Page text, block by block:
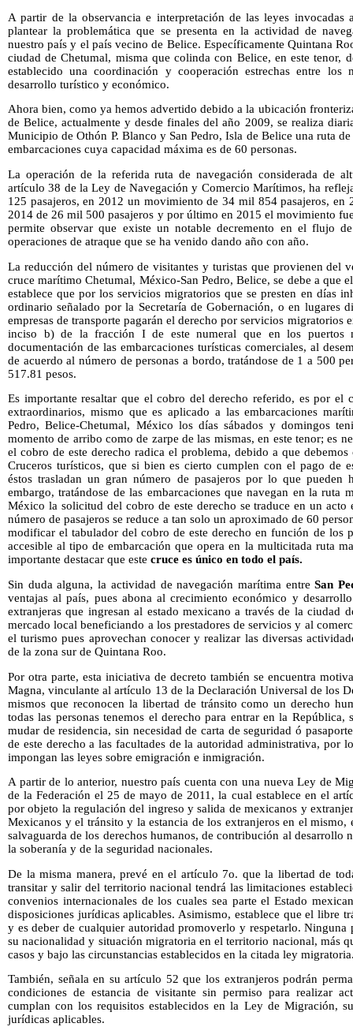
A partir de la observancia e interpretación de las leyes invocadas
plantear la problemática que se presenta en la actividad de
nuestro país y el país vecino de Belice. Específicamente Quintana
ciudad de Chetumal, misma que colinda con Belice, en este tenor,
establecido una coordinación y cooperación estrechas entre los
desarrollo turístico y económico.
Ahora bien, como ya hemos advertido debido a la ubicación
de Belice, actualmente y desde finales del año 2009, se realiza
Municipio de Othón P. Blanco y San Pedro, Isla de Belice una ruta
embarcaciones cuya capacidad máxima es de 60 personas.
La operación de la referida ruta de navegación considerada de
artículo 38 de la Ley de Navegación y Comercio Marítimos, ha
125 pasajeros, en 2012 un movimiento de 34 mil 854 pasajeros, en
2014 de 26 mil 500 pasajeros y por último en 2015 el movimiento
permite observar que existe un notable decremento en el flujo
operaciones de atraque que se ha venido dando año con año.
La reducción del número de visitantes y turistas que provienen del
cruce marítimo Chetumal, México-San Pedro, Belice, se debe a que
establece que por los servicios migratorios que se presten en días
ordinario señalado por la Secretaría de Gobernación, o en lugares
empresas de transporte pagarán el derecho por servicios migratorios
inciso b) de la fracción I de este numeral que en los puertos
documentación de las embarcaciones turísticas comerciales, al
de acuerdo al número de personas a bordo, tratándose de 1 a 500
517.81 pesos.
Es importante resaltar que el cobro del derecho referido, es por el
extraordinarios, mismo que es aplicado a las embarcaciones
Pedro, Belice-Chetumal, México los días sábados y domingos
momento de arribo como de zarpe de las mismas, en este tenor; es
el cobro de este derecho radica el problema, debido a que
Cruceros turísticos, que si bien es cierto cumplen con el pago de
éstos trasladan un gran número de pasajeros por lo que
embargo, tratándose de las embarcaciones que navegan en la ruta
México la solicitud del cobro de este derecho se traduce en un
número de pasajeros se reduce a tan solo un aproximado de 60
modificar el tabulador del cobro de este derecho en función de los
accesible al tipo de embarcación que opera en la multicitada ruta
importante destacar que este cruce es único en todo el país.
Sin duda alguna, la actividad de navegación marítima entreSan
ventajas al país, pues abona al crecimiento económico y
extranjeras que ingresan al estado mexicano a través de la ciudad
mercado local beneficiando a los prestadores de servicios y al
el turismo pues aprovechan conocer y realizar las diversas
de la zona sur de Quintana Roo.
Por otra parte, esta iniciativa de decreto también se encuentra
Magna, vinculante al artículo 13 de la Declaración Universal de los
mismos que reconocen la libertad de tránsito como un derecho
todas las personas tenemos el derecho para entrar en la
mudar de residencia, sin necesidad de carta de seguridad ó
de este derecho a las facultades de la autoridad administrativa, por
impongan las leyes sobre emigración e inmigración.
A partir de lo anterior, nuestro país cuenta con una nueva Ley de
de la Federación el 25 de mayo de 2011, la cual establece en el
por objeto la regulación del ingreso y salida de mexicanos y
Mexicanos y el tránsito y la estancia de los extranjeros en el
salvaguarda de los derechos humanos, de contribución al desarrollo
la soberanía y de la seguridad nacionales.
De la misma manera, prevé en el artículo 7o. que la libertad de
transitar y salir del territorio nacional tendrá las limitaciones
convenios internacionales de los cuales sea parte el Estado
disposiciones jurídicas aplicables. Asimismo, establece que el libre
y es deber de cualquier autoridad promoverlo y respetarlo. Ninguna
su nacionalidad y situación migratoria en el territorio nacional, más
casos y bajo las circunstancias establecidos en la citada ley
También, señala en su artículo 52 que los extranjeros podrán
condiciones de estancia de visitante sin permiso para realizar
cumplan con los requisitos establecidos en la Ley de Migración,
jurídicas aplicables.